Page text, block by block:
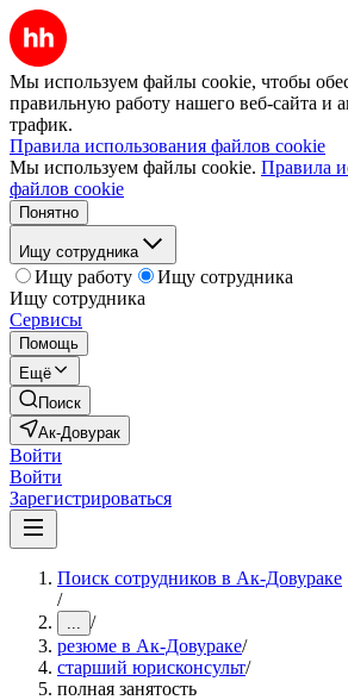
Мы используем файлы cookie, чтобы
правильную работу нашего веб-сайта и
трафик.
Правила использования файлов cookie
Мы используем файлы cookie. Правила
файлов cookie
Понятно
Ищу сотрудника
Ищу работу
Ищу сотрудника
Ищу сотрудника
Сервисы
Помощь
Ещё
Поиск
Ак-Довурак
Войти
Войти
Зарегистрироваться
Поиск сотрудников в Ак-Довураке
/
... /
резюме в Ак-Довураке/
старший юрисконсульт/
полная занятость